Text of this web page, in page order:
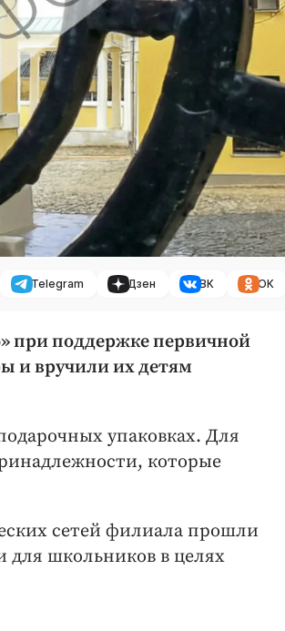
Telegram Дзен ВК ОК
при поддержке первичной
и вручили их детям
упаковках. Для
которые
сетей филиала прошли
для школьников в целях